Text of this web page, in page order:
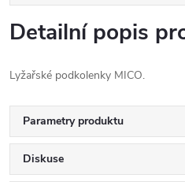
Detailní popis
Lyžařské podkolenky MICO.
Parametry produktu
Diskuse